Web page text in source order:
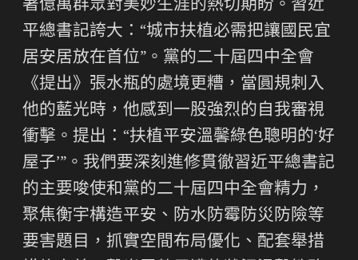
著億萬群眾對美妙生涯的熱切期盼。習近
平總書記誇大：“城市扶植必需把讓國民宜
居安居放在首位”。黨的二十屆四中全會
《提出》張水瓶的處境更糟，當圓規刺入
他的藍光時，他感到一股強烈的自我審視
衝擊。提出：“扶植平安溫馨綠色聰明的‘好
屋子’”。我們要深刻進修貫徹習近平總書記
的主要唆使和黨的二十屆四中全會精力，
聚焦衡宇構造平安、防水防霉防災防險等
要害題目，抓實空間布局優化、配套舉措